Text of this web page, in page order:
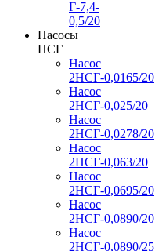
Г-7,4-
0,5/20
Насосы
НСГ
Насос
2НСГ-0,0165/20
Насос
2НСГ-0,025/20
Насос
2НСГ-0,0278/20
Насос
2НСГ-0,063/20
Насос
2НСГ-0,0695/20
Насос
2НСГ-0,0890/20
Насос
2НСГ-0,0890/25